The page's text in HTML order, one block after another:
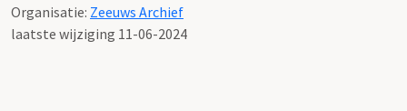
Organisatie: Zeeuws Archief
laatste wijziging 11-06-2024